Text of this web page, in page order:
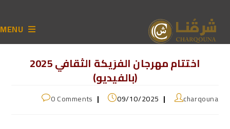
MENU
اختتام مهرجان الفرَيكة الثقافي 2025
(بالفيديو)
charqouna
09/10/2025
0 Comments